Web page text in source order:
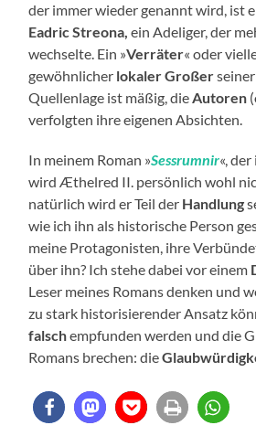
der immer wieder genannt wird, ist
Eadric Streona, ein Adeliger, der
wechselte. Ein »Verräter« oder
gewöhnlicher lokaler Großer
Quellenlage ist mäßig, dieAutoren
verfolgten ihre eigenen Absichten.
In meinem Roman »Sessrumnir«,
wird Æthelred II. persönlich wohl
natürlich wird er Teil der Handlung
wie ich ihn als historische Person
meine Protagonisten, ihre
über ihn? Ich stehe dabei vor einem
Leser meines Romans denken und
zu stark historisierender Ansatz
falschempfunden werden und die
Romans brechen: die